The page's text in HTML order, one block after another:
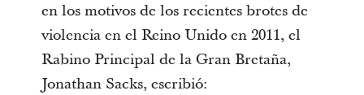
en los motivos de los recientes brotes de
violencia en el Reino Unido en 2011, el
Rabino Principal de la Gran Bretaña,
Jonathan Sacks, escribió: